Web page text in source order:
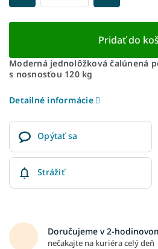
Pridať do
Moderná jednolôžková čalúnená
s nosnosťou 120 kg
Detailné informácie
Opýtať sa
Strážiť
Doručujeme v 2-
nečakajte na kuriéra celý deň